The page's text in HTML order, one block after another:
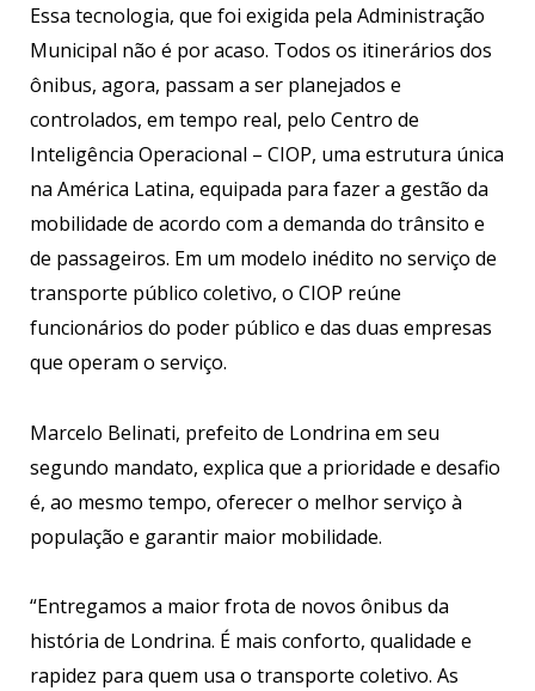
Essa tecnologia, que foi exigida pela Administração
Municipal não é por acaso. Todos os itinerários dos
ônibus, agora, passam a ser planejados e
controlados, em tempo real, pelo Centro de
Inteligência Operacional – CIOP, uma estrutura única
na América Latina, equipada para fazer a gestão da
mobilidade de acordo com a demanda do trânsito e
de passageiros. Em um modelo inédito no serviço de
transporte público coletivo, o CIOP reúne
funcionários do poder público e das duas empresas
que operam o serviço.
Marcelo Belinati, prefeito de Londrina em seu
segundo mandato, explica que a prioridade e desafio
é, ao mesmo tempo, oferecer o melhor serviço à
população e garantir maior mobilidade.
“Entregamos a maior frota de novos ônibus da
história de Londrina. É mais conforto, qualidade e
rapidez para quem usa o transporte coletivo. As